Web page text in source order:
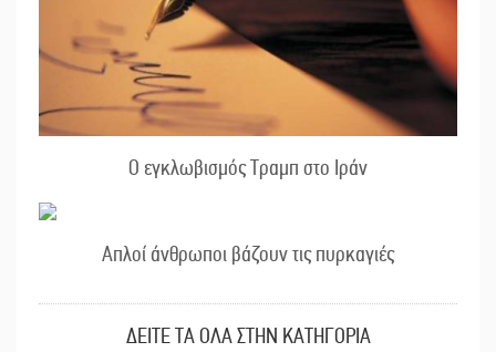
Ο εγκλωβισμός Τραμπ στο Ιράν
Απλοί άνθρωποι βάζουν τις πυρκαγιές
ΔΕΙΤΕ ΤΑ ΟΛΑ ΣΤΗΝ ΚΑΤΗΓΟΡΙΑ